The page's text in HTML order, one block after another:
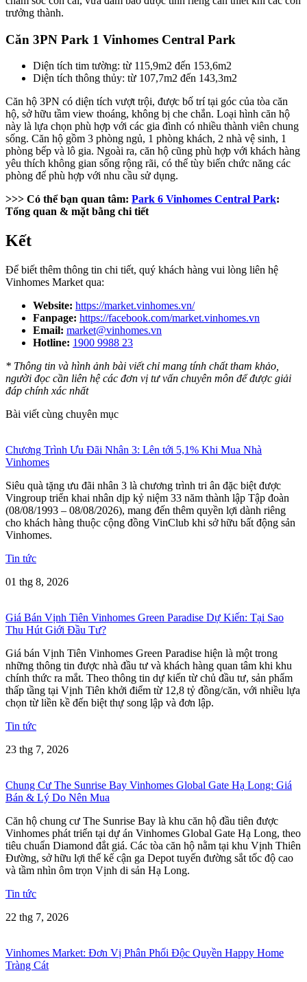
trưởng thành.
Căn 3PN Park 1 Vinhomes Central Park
Diện tích tim tường: từ 115,9m2 đến 153,6m2
Diện tích thông thủy: từ 107,7m2 đến 143,3m2
Căn hộ 3PN có diện tích vượt trội, được bố trí tại góc của tòa căn
hộ, sở hữu tầm view thoáng, không bị che chắn. Loại hình căn hộ
này là lựa chọn phù hợp với các gia đình có nhiều thành viên chung
sống. Căn hộ gồm 3 phòng ngủ, 1 phòng khách, 2 nhà vệ sinh, 1
phòng bếp và lô gia. Ngoài ra, căn hộ cũng phù hợp với khách hàng
yêu thích không gian sống rộng rãi, có thể tùy biến chức năng các
phòng để phù hợp với nhu cầu sử dụng.
>>> Có thể bạn quan tâm: Park 6 Vinhomes Central Park:
Tổng quan & mặt bằng chi tiết
Kết
Để biết thêm thông tin chi tiết, quý khách hàng vui lòng liên hệ
Vinhomes Market qua:
Website: https://market.vinhomes.vn/
Fanpage: https://facebook.com/market.vinhomes.vn
Email: market@vinhomes.vn
Hotline: 1900 9988 23
* Thông tin và hình ảnh bài viết chỉ mang tính chất tham khảo,
người đọc cần liên hệ các đơn vị tư vấn chuyên môn để được giải
đáp chính xác nhất
Bài viết cùng chuyên mục
Chương Trình Ưu Đãi Nhân 3: Lên tới 5,1% Khi Mua Nhà
Vinhomes
Siêu quà tặng ưu đãi nhân 3 là chương trình tri ân đặc biệt được
Vingroup triển khai nhân dịp kỷ niệm 33 năm thành lập Tập đoàn
(08/08/1993 – 08/08/2026), mang đến thêm quyền lợi dành riêng
cho khách hàng thuộc cộng đồng VinClub khi sở hữu bất động sản
Vinhomes.
Tin tức
01 thg 8, 2026
Giá Bán Vịnh Tiên Vinhomes Green Paradise Dự Kiến: Tại Sao
Thu Hút Giới Đầu Tư?
Giá bán Vịnh Tiên Vinhomes Green Paradise hiện là một trong
những thông tin được nhà đầu tư và khách hàng quan tâm khi khu
chính thức ra mắt. Theo thông tin dự kiến từ chủ đầu tư, sản phẩm
thấp tầng tại Vịnh Tiên khởi điểm từ 12,8 tỷ đồng/căn, với nhiều lựa
chọn từ liền kề đến biệt thự song lập và đơn lập.
Tin tức
23 thg 7, 2026
Chung Cư The Sunrise Bay Vinhomes Global Gate Hạ Long: Giá
Bán & Lý Do Nên Mua
Căn hộ chung cư The Sunrise Bay là khu căn hộ đầu tiên được
Vinhomes phát triển tại dự án Vinhomes Global Gate Hạ Long, theo
tiêu chuẩn Diamond đắt giá. Các tòa căn hộ nằm tại khu Vịnh Thiên
Đường, sở hữu lợi thế kế cận ga Depot tuyến đường sắt tốc độ cao
và tầm nhìn ôm trọn Vịnh di sản Hạ Long.
Tin tức
22 thg 7, 2026
Vinhomes Market: Đơn Vị Phân Phối Độc Quyền Happy Home
Tràng Cát